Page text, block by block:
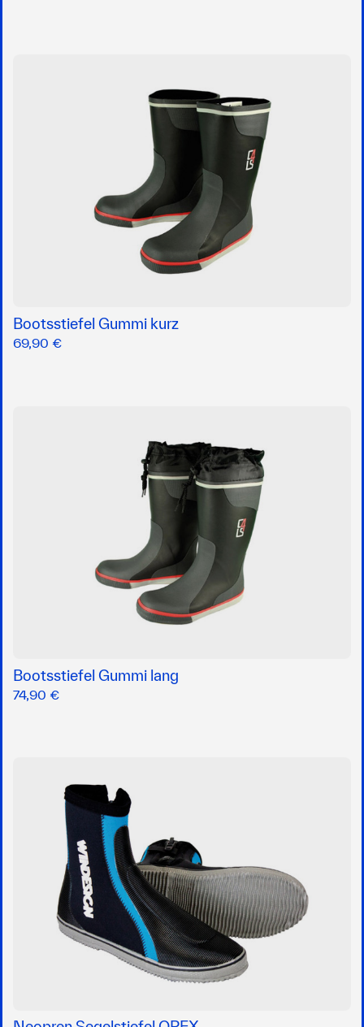
Bootsstiefel Gummi kurz
69,90 €
Bootsstiefel Gummi lang
74,90 €